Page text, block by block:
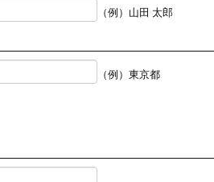
（例）山田 太郎
（例）東京都